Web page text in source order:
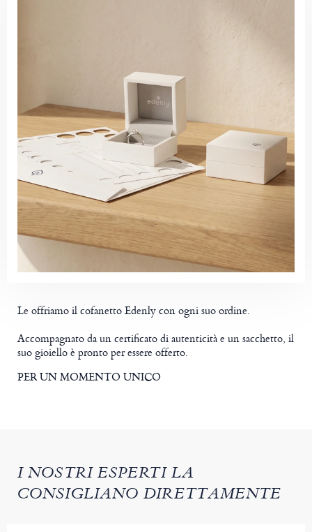
Le offriamo il cofanetto Edenly con ogni suo ordine.
Accompagnato da un certificato di autenticità e un sacchetto, il
suo gioiello è pronto per essere offerto.
PER UN MOMENTO UNICO
I NOSTRI ESPERTI LA
CONSIGLIANO DIRETTAMENTE